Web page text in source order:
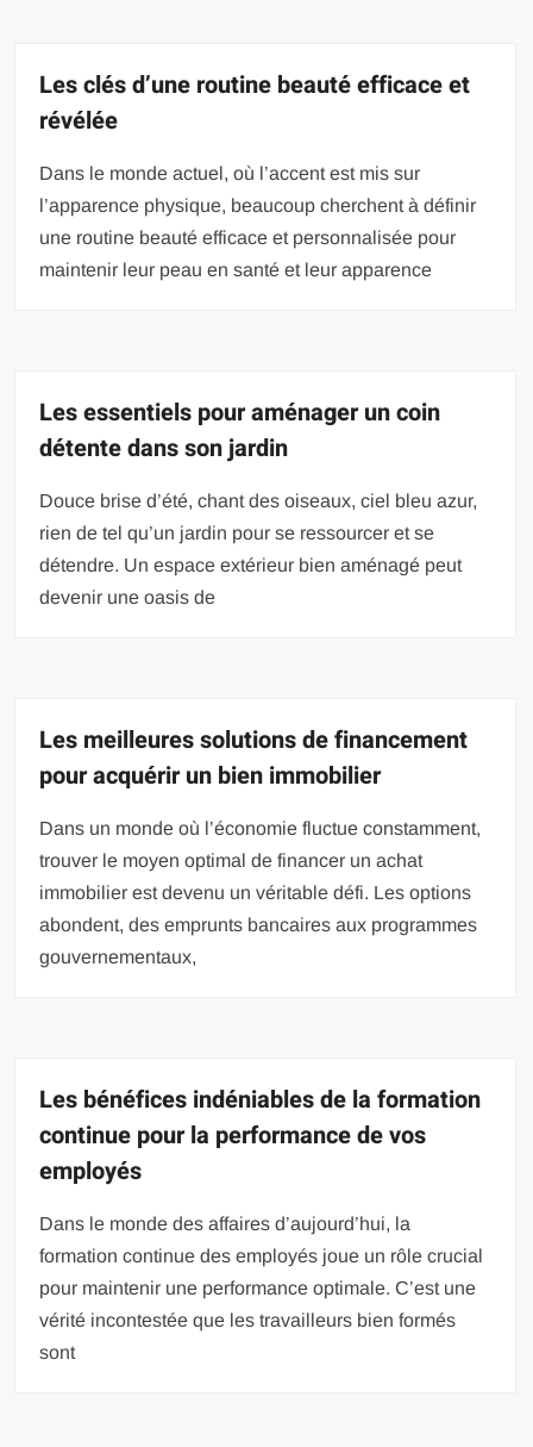
Les clés d’une routine beauté efficace et
révélée
Dans le monde actuel, où l’accent est mis sur
l’apparence physique, beaucoup cherchent à définir
une routine beauté efficace et personnalisée pour
maintenir leur peau en santé et leur apparence
Les essentiels pour aménager un coin
détente dans son jardin
Douce brise d’été, chant des oiseaux, ciel bleu azur,
rien de tel qu’un jardin pour se ressourcer et se
détendre. Un espace extérieur bien aménagé peut
devenir une oasis de
Les meilleures solutions de financement
pour acquérir un bien immobilier
Dans un monde où l’économie fluctue constamment,
trouver le moyen optimal de financer un achat
immobilier est devenu un véritable défi. Les options
abondent, des emprunts bancaires aux programmes
gouvernementaux,
Les bénéfices indéniables de la formation
continue pour la performance de vos
employés
Dans le monde des affaires d’aujourd’hui, la
formation continue des employés joue un rôle crucial
pour maintenir une performance optimale. C’est une
vérité incontestée que les travailleurs bien formés
sont